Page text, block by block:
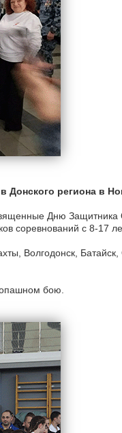
региона в
Дню Защитника
соревнований с 8-17
Волгодонск,
бою.